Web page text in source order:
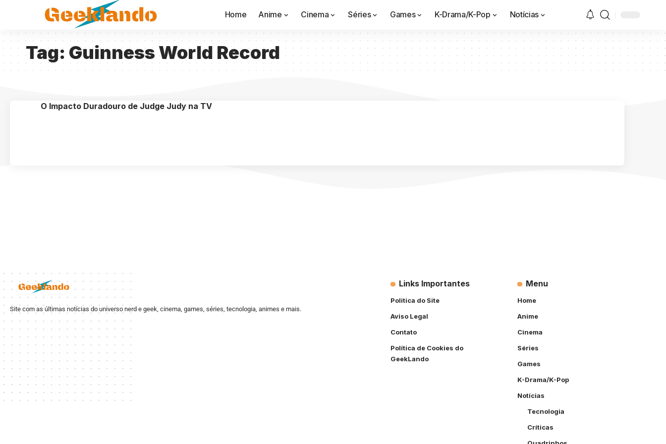
Home Anime Cinema Séries Games K-Drama/K-Pop Notícias
Tag: Guinness World Record
O Impacto Duradouro de Judge Judy na TV
Site com as últimas notícias do universo nerd e geek, cinema, games, séries, tecnologia, animes e mais.
Links Importantes
Politica do Site
Aviso Legal
Contato
Política de Cookies do
GeekLando
Menu
Home
Anime
Cinema
Séries
Games
K-Drama/K-Pop
Notícias
Tecnologia
Críticas